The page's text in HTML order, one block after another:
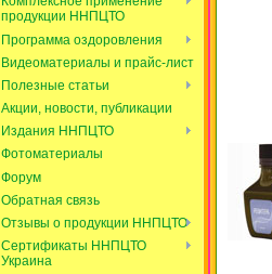
продукции ННПЦТО
Программа оздоровления
Видеоматериалы и прайс-лист
Полезные статьи
Акции, новости, публикации
Издания ННПЦТО
Фотоматериалы
Форум
Обратная связь
Отзывы о продукции ННПЦТО
Сертификаты ННПЦТО
Украина